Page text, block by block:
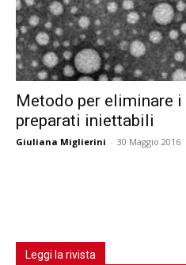
Metodo per eliminare
preparati iniettabili
Giuliana Miglierini - 30 Maggio 2016
Leggi la rivista